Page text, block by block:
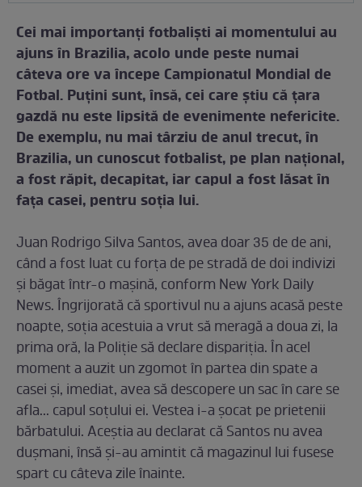
Cei mai importanţi fotbalişti ai momentului au
ajuns în Brazilia, acolo unde peste numai
câteva ore va începe Campionatul Mondial de
Fotbal. Puţini sunt, însă, cei care ştiu că ţara
gazdă nu este lipsită de evenimente nefericite.
De exemplu, nu mai târziu de anul trecut, în
Brazilia, un cunoscut fotbalist, pe plan naţional,
a fost răpit, decapitat, iar capul a fost lăsat în
faţa casei, pentru soţia lui.
Juan Rodrigo Silva Santos, avea doar 35 de de ani,
când a fost luat cu forţa de pe stradă de doi indivizi
şi băgat într-o maşină, conform New York Daily
News. Îngrijorată că sportivul nu a ajuns acasă peste
noapte, soţia acestuia a vrut să meragă a doua zi, la
prima oră, la Poliţie să declare dispariţia. În acel
moment a auzit un zgomot în partea din spate a
casei și, imediat, avea să descopere un sac în care se
afla... capul soţului ei. Vestea i-a șocat pe prietenii
bărbatului. Aceștia au declarat că Santos nu avea
dușmani, însă şi-au amintit că magazinul lui fusese
spart cu câteva zile înainte.